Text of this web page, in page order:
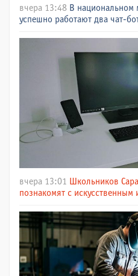
вчера 13:48 В национальном
успешно работают два чат-
вчера 13:01
Школьников
познакомят с искусственным